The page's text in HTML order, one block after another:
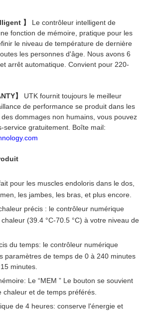
】 Le contrôleur intelligent de
fonction de mémoire, pratique pour les
le niveau de température de dernière
les personnes d'âge. Nous avons 6
arrêt automatique. Convient pour 220-
】 UTK fournit toujours le meilleur
de performance se produit dans les
dommages non humains, vous pouvez
service gratuitement. Boîte mail:
pour les muscles endoloris dans le dos,
les jambes, les bras, et plus encore.
précis : le contrôleur numérique
(39.4 °C-70.5 °C) à votre niveau de
du temps: le contrôleur numérique
paramètres de temps de 0 à 240 minutes
minutes.
Le “MEM ” Le bouton se souvient
chaleur et de temps préférés.
de 4 heures: conserve l'énergie et